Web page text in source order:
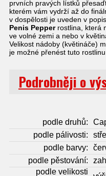
prvních pravých lístků
kterém vám vydrží až do
v dospělosti je uveden v
Penis Pepper rostlina, která
ve volné zemi a nebo v
Velikost nádoby (květináče)
je možné přenést tuto
Podrobněji o
podle druhů:
podle pálivosti:
podle barvy:
podle pěstování:
podle velikosti